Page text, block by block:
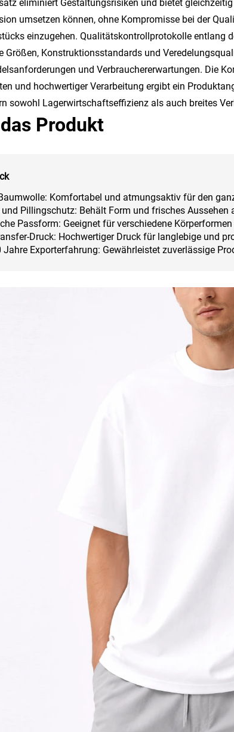
eliminiert Gestaltungsrisiken und bietet
umsetzen können, ohne Kompromisse bei der
einzugehen. Qualitätskontrollprotokolle entlang
Größen, Konstruktionsstandards und
und Verbrauchererwartungen. Die
und hochwertiger Verarbeitung ergibt ein
sowohl Lagerwirtschaftseffizienz als auch breites
Produkt
Komfortabel und atmungsaktiv für den
und Pillingschutz: Behält Form und frisches
Passform: Geeignet für verschiedene
Druck: Hochwertiger Druck für langlebige und
Jahre Exporterfahrung: Gewährleistet zuverlässige